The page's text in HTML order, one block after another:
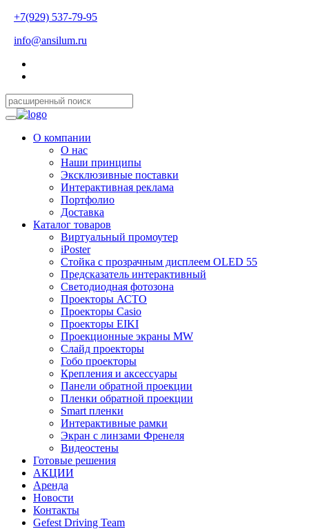
+7(929) 537-79-95
info@ansilum.ru
О компании
О нас
Наши принципы
Эксклюзивные поставки
Интерактивная реклама
Портфолио
Доставка
Каталог товаров
Виртуальный промоутер
iPoster
Стойка с прозрачным дисплеем OLED 55
Предсказатель интерактивный
Светодиодная фотозона
Проекторы АСТО
Проекторы Casio
Проекторы EIKI
Проекционные экраны MW
Слайд проекторы
Гобо проекторы
Крепления и аксессуары
Панели обратной проекции
Пленки обратной проекции
Smart пленки
Интерактивные рамки
Экран с линзами Френеля
Видеостены
Готовые решения
АКЦИИ
Аренда
Новости
Контакты
Gefest Driving Team